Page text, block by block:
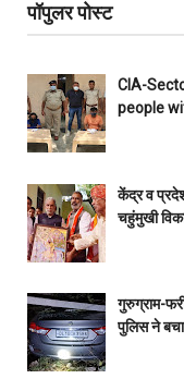
पॉपुलर पोस्ट
CIA-
people
केंद्र व प्रदेश
चहुंमुखी
गुरुग्राम-
पुलिस ने